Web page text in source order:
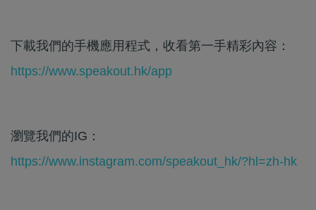
下載我們的手機應用程式，收看第一手精彩內容：
https://www.speakout.hk/app
瀏覽我們的IG：
https://www.instagram.com/speakout_hk/?hl=zh-hk